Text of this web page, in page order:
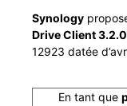
Syn­ol­o­gy
Dri­ve Client
12923 datée
En tant que